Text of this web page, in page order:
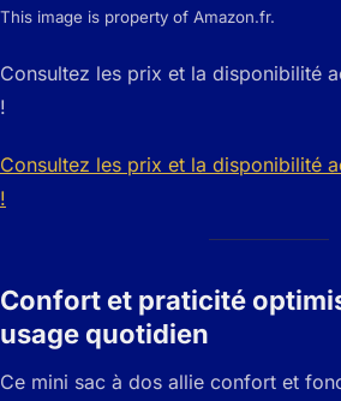
This image is property of Amazon.fr.
Consultez les prix et la disponibilité
!
Consultez les prix et la disponibilité
!
Confort et praticité
usage quotidien
Ce mini sac à dos allie confort et